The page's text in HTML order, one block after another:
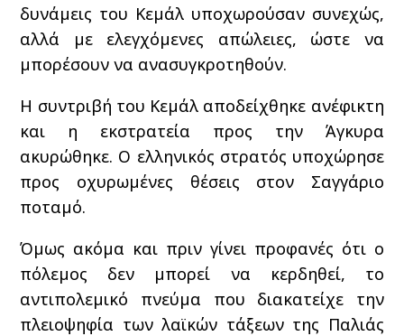
δυνάμεις του Κεμάλ υποχωρούσαν συνεχώς,
αλλά με ελεγχόμενες απώλειες, ώστε να
μπορέσουν να ανασυγκροτηθούν.
Η συντριβή του Κεμάλ αποδείχθηκε ανέφικτη
και η εκστρατεία προς την Άγκυρα
ακυρώθηκε. Ο ελληνικός στρατός υποχώρησε
προς οχυρωμένες θέσεις στον Σαγγάριο
ποταμό.
Όμως ακόμα και πριν γίνει προφανές ότι ο
πόλεμος δεν μπορεί να κερδηθεί, το
αντιπολεμικό πνεύμα που διακατείχε την
πλειοψηφία των λαϊκών τάξεων της Παλιάς